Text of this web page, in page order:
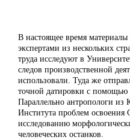
В настоящее время
экспертами из нескольких
труда исследуют в
следов производственной
использовали. Туда же
точной датировки с помощью
Параллельно антропологи из
Института проблем
исследованию
человеческих останков.